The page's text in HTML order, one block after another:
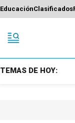
EducaciónClasificados
TEMAS DE HOY: